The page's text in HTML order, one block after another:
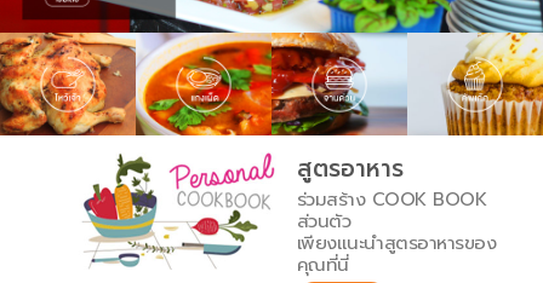
Top Foodie
สารพันก้นครัว
เคล็ดลับน่ารู้
เปรียบเทียบหน่วยการตวง
เปรียบเทียบอุณหภูมิ
เปรียบเทียบน้ำหนักวัตถุดิบ
FoodPedia
สร้าง Cookbook
สูตรอาหาร
ร่วมสร้าง COOK BOOK
ส่วนตัว
เพียงแนะนำสูตรอาหารของ
คุณที่นี่